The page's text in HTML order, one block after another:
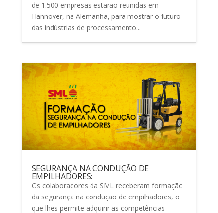
de 1.500 empresas estarão reunidas em
Hannover, na Alemanha, para mostrar o futuro
das indústrias de processamento...
SEGURANÇA NA CONDUÇÃO DE
EMPILHADORES:
Os colaboradores da SML receberam formação
da segurança na condução de empilhadores, o
que lhes permite adquirir as competências